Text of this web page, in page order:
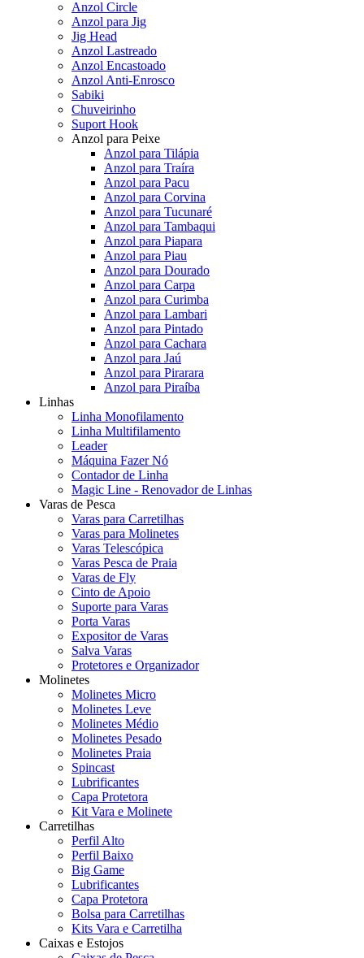
Anzol Circle
Anzol para Jig
Jig Head
Anzol Lastreado
Anzol Encastoado
Anzol Anti-Enrosco
Sabiki
Chuveirinho
Suport Hook
Anzol para Peixe
Anzol para Tilápia
Anzol para Traíra
Anzol para Pacu
Anzol para Corvina
Anzol para Tucunaré
Anzol para Tambaqui
Anzol para Piapara
Anzol para Piau
Anzol para Dourado
Anzol para Carpa
Anzol para Curimba
Anzol para Lambari
Anzol para Pintado
Anzol para Cachara
Anzol para Jaú
Anzol para Pirarara
Anzol para Piraíba
Linhas
Linha Monofilamento
Linha Multifilamento
Leader
Máquina Fazer Nó
Contador de Linha
Magic Line - Renovador de Linhas
Varas de Pesca
Varas para Carretilhas
Varas para Molinetes
Varas Telescópica
Varas Pesca de Praia
Varas de Fly
Cinto de Apoio
Suporte para Varas
Porta Varas
Expositor de Varas
Salva Varas
Protetores e Organizador
Molinetes
Molinetes Micro
Molinetes Leve
Molinetes Médio
Molinetes Pesado
Molinetes Praia
Spincast
Lubrificantes
Capa Protetora
Kit Vara e Molinete
Carretilhas
Perfil Alto
Perfil Baixo
Big Game
Lubrificantes
Capa Protetora
Bolsa para Carretilhas
Kits Vara e Carretilha
Caixas e Estojos